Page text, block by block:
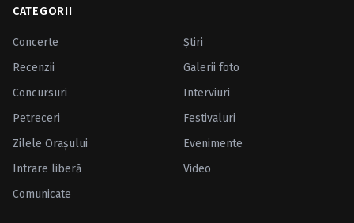
CATEGORII
Concerte
Ştiri
Recenzii
Galerii foto
Concursuri
Interviuri
Petreceri
Festivaluri
Zilele Oraşului
Evenimente
Intrare liberă
Video
Comunicate